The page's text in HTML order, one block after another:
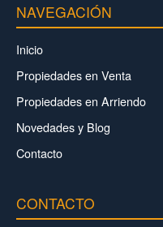
NAVEGACIÓN
Inicio
Propiedades en Venta
Propiedades en Arriendo
Novedades y Blog
Contacto
CONTACTO